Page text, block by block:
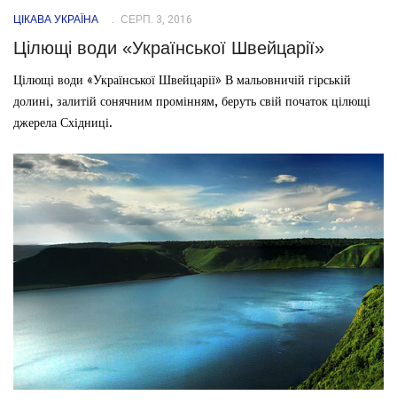
ЦІКАВА УКРАЇНА СЕРП. 3, 2016
Цілющі води «Української Швейцарії»
Цілющі води «Української Швейцарії» В мальовничій гірській
долині, залитій сонячним промінням, беруть свій початок цілющі
джерела Східниці.